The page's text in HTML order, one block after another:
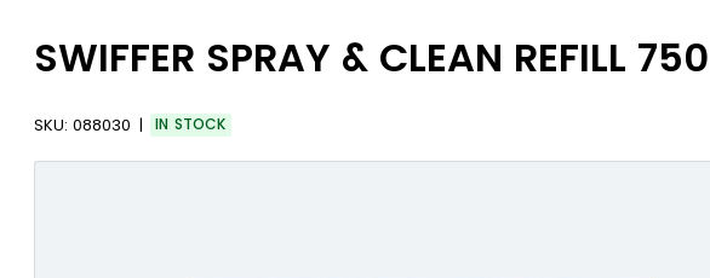
SWIFFER SPRAY & CLEAN REFILL
SKU: 088030 IN STOCK